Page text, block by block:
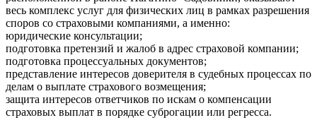
весь комплекс услуг для физических лиц в рамках разрешения
споров со страховыми компаниями, а именно:
юридические консультации;
подготовка претензий и жалоб в адрес страховой компании;
подготовка процессуальных документов;
представление интересов доверителя в судебных процессах по
делам о выплате страхового возмещения;
защита интересов ответчиков по искам о компенсации
страховых выплат в порядке суброгации или регресса.